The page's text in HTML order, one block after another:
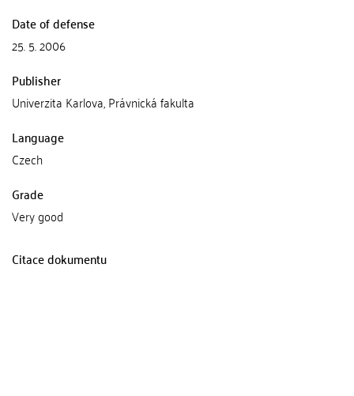
Date of defense
25. 5. 2006
Publisher
Univerzita Karlova, Právnická fakulta
Language
Czech
Grade
Very good
Citace dokumentu